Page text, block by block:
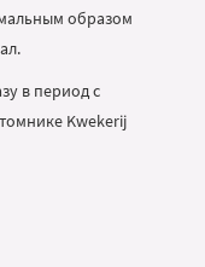
образом
в период с
Kwekerij